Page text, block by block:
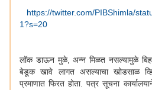
https://twitter.com/PIBShimla/
1?s=20
लॉक डाऊन मुळे, अन्न मिळत नसल्यामुळे
बेडूक खावे लागत असल्याचा खोडसाळ
प्रमाणात फिरत होता. पत्र सूचना